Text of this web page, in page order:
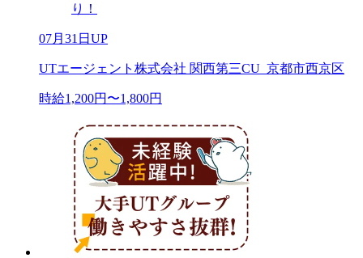
り！
07月31日UP
UTエージェント株式会社 関西第三CU_京都市西京区
時給1,200円〜1,800円